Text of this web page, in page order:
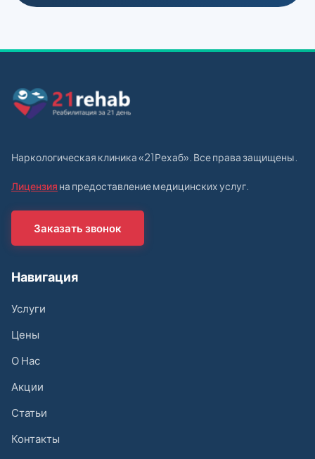
Наркологическая клиника «21Рехаб». Все права защищены.
Лицензия на предоставление медицинских услуг.
Заказать звонок
Навигация
Услуги
Цены
О Нас
Акции
Статьи
Контакты